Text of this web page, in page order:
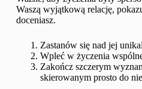
Waszą wyjątkową relację,
doceniasz.
Zastanów się nad jej
Wpleć w życzenia
Zakończ szczerym
skierowanym prosto do